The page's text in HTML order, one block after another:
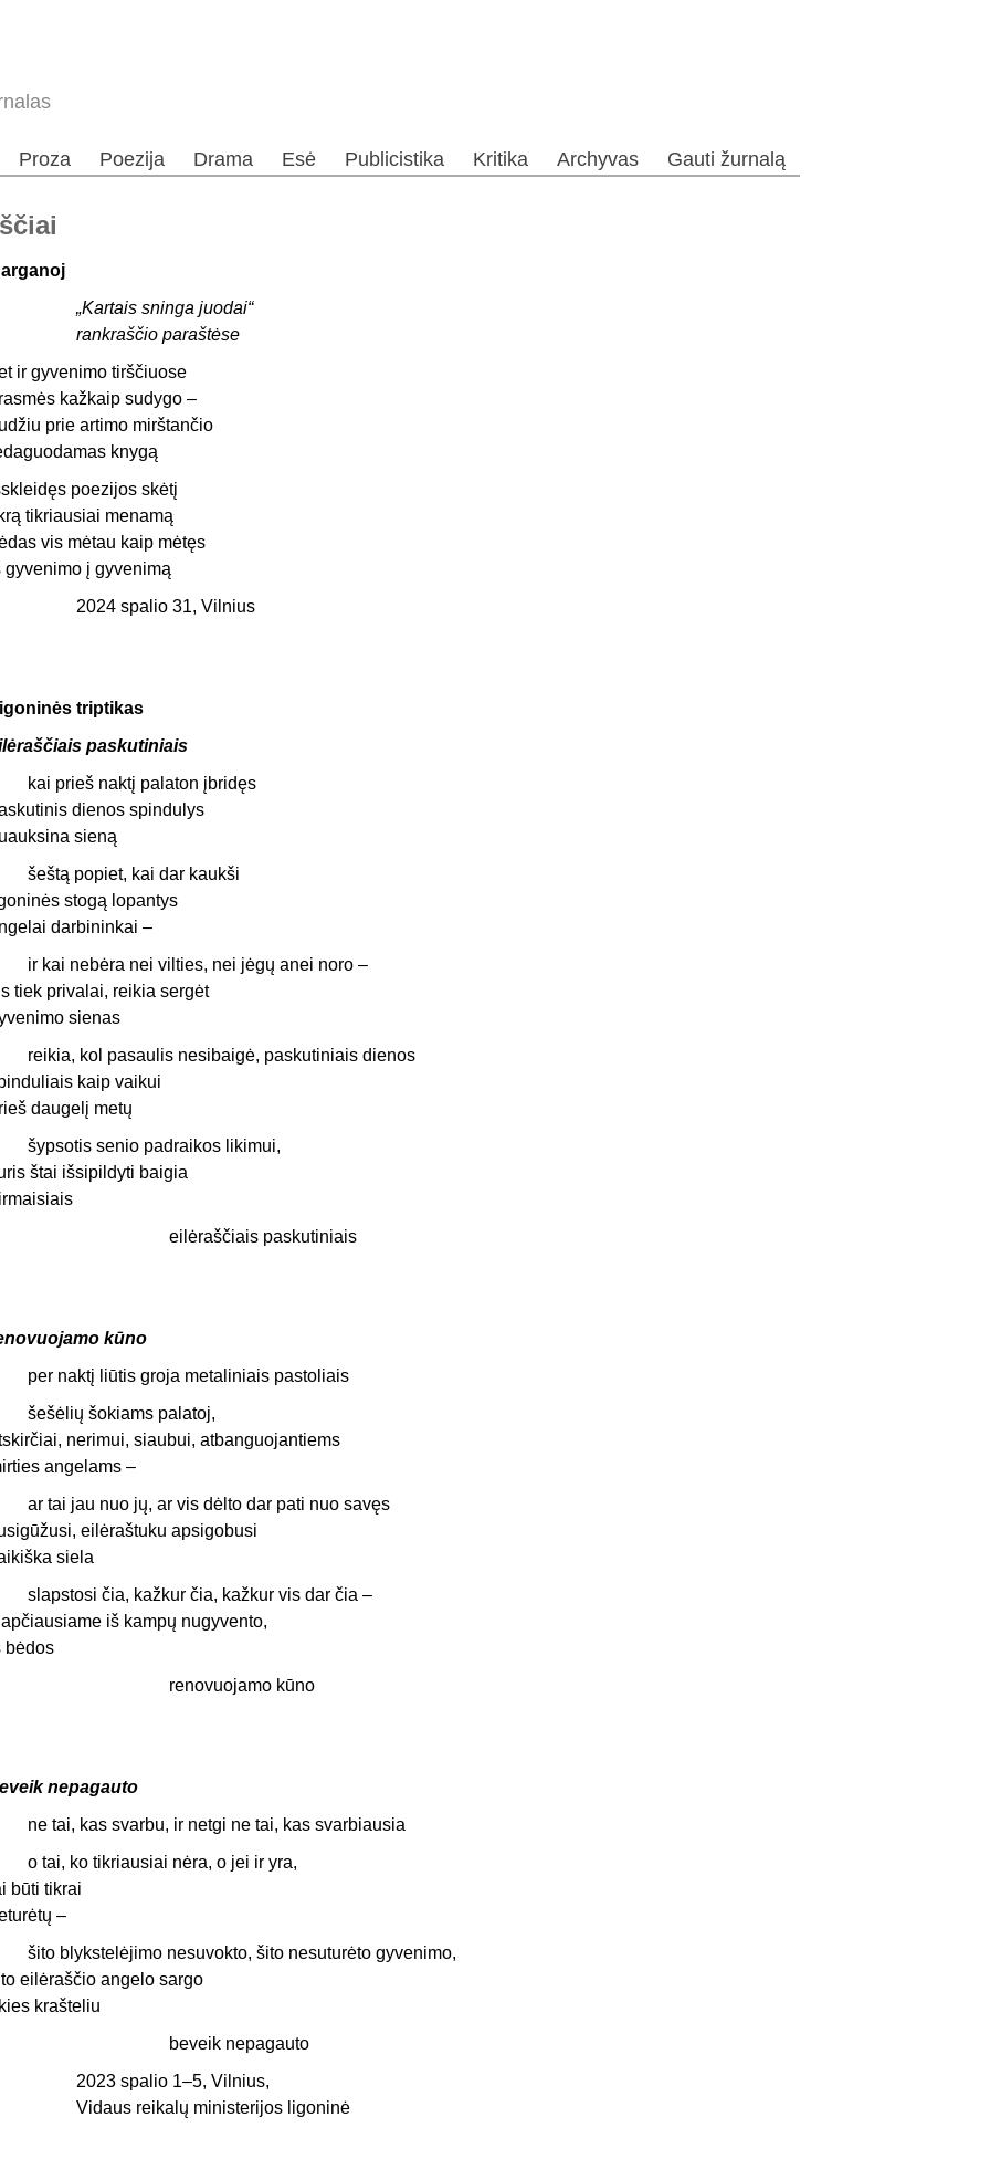
Proza Poezija Drama Esė Publicistika Kritika Archyvas Gauti žurnalą
„Kartais sninga juodai“
rankraščio paraštėse
ir gyvenimo tirščiuose
kažkaip sudygo –
prie artimo mirštančio
knygą
poezijos skėtį
tikriausiai menamą
vis mėtau kaip mėtęs
gyvenimo į gyvenimą
2024 spalio 31, Vilnius
triptikas
paskutiniais
prieš naktį palaton įbridęs
dienos spindulys
sieną
popiet, kai dar kaukši
stogą lopantys
darbininkai –
kai nebėra nei vilties, nei jėgų anei noro –
tiek privalai, reikia sergėt
sienas
kol pasaulis nesibaigė, paskutiniais dienos
kaip vaikui
daugelį metų
senio padraikos likimui,
štai išsipildyti baigia
paskutiniais
kūno
naktį liūtis groja metaliniais pastoliais
šokiams palatoj,
nerimui, siaubui, atbanguojantiems
angelams –
tai jau nuo jų, ar vis dėlto dar pati nuo savęs
eilėraštuku apsigobusi
siela
čia, kažkur čia, kažkur vis dar čia –
iš kampų nugyvento,
bėdos
kūno
nepagauto
tai, kas svarbu, ir netgi ne tai, kas svarbiausia
tai, ko tikriausiai nėra, o jei ir yra,
būti tikrai
–
blykstelėjimo nesuvokto, šito nesuturėto gyvenimo,
eilėraščio angelo sargo
krašteliu
nepagauto
2023 spalio 1–5, Vilnius,
Vidaus reikalų ministerijos ligoninė